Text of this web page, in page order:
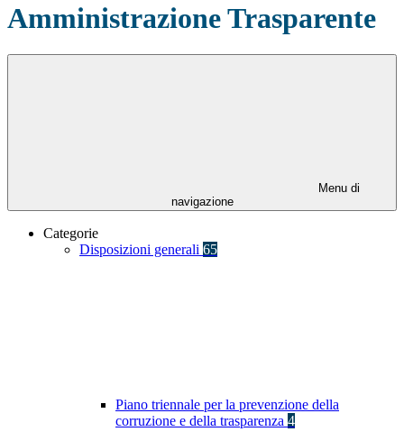
Amministrazione Trasparente
Menu di
navigazione
Categorie
Disposizioni generali 65
Piano triennale per la prevenzione della
corruzione e della trasparenza 4